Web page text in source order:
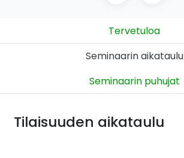
Tervetuloa
Seminaarin aikataulu
Seminaarin puhujat
Tilaisuuden aikataulu